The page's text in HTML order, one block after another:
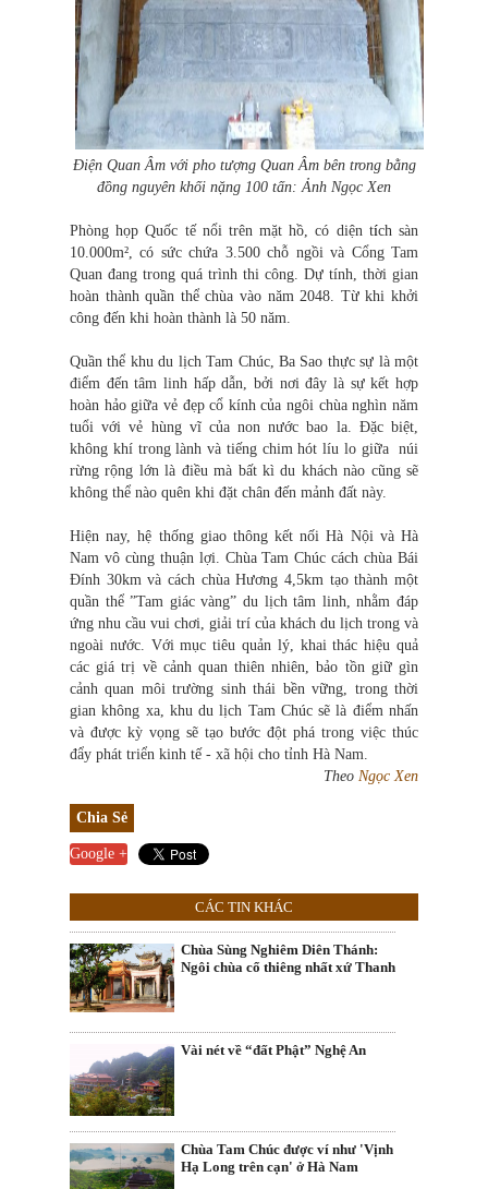
Điện Quan Âm với pho tượng Quan Âm bên trong bằng
đồng nguyên khối nặng 100 tấn: Ảnh Ngọc Xen
Phòng họp Quốc tế nổi trên mặt hồ, có diện tích sàn
10.000m², có sức chứa 3.500 chỗ ngồi và Cổng Tam
Quan đang trong quá trình thi công. Dự tính, thời gian
hoàn thành quần thể chùa vào năm 2048. Từ khi khởi
công đến khi hoàn thành là 50 năm.
Quần thể khu du lịch Tam Chúc, Ba Sao thực sự là một
điểm đến tâm linh hấp dẫn, bởi nơi đây là sự kết hợp
hoàn hảo giữa vẻ đẹp cổ kính của ngôi chùa nghìn năm
tuổi với vẻ hùng vĩ của non nước bao la. Đặc biệt,
không khí trong lành và tiếng chim hót líu lo giữa núi
rừng rộng lớn là điều mà bất kì du khách nào cũng sẽ
không thể nào quên khi đặt chân đến mảnh đất này.
Hiện nay, hệ thống giao thông kết nối Hà Nội và Hà
Nam vô cùng thuận lợi. Chùa Tam Chúc cách chùa Bái
Đính 30km và cách chùa Hương 4,5km tạo thành một
quần thể ”Tam giác vàng” du lịch tâm linh, nhằm đáp
ứng nhu cầu vui chơi, giải trí của khách du lịch trong và
ngoài nước. Với mục tiêu quản lý, khai thác hiệu quả
các giá trị về cảnh quan thiên nhiên, bảo tồn giữ gìn
cảnh quan môi trường sinh thái bền vững, trong thời
gian không xa, khu du lịch Tam Chúc sẽ là điểm nhấn
và được kỳ vọng sẽ tạo bước đột phá trong việc thúc
đẩy phát triển kinh tế - xã hội cho tỉnh Hà Nam.
Theo Ngọc Xen
Chia Sẻ
Google +
CÁC TIN KHÁC
Chùa Sùng Nghiêm Diên Thánh:
Ngôi chùa cổ thiêng nhất xứ Thanh
Vài nét về “đất Phật” Nghệ An
Chùa Tam Chúc được ví như 'Vịnh
Hạ Long trên cạn' ở Hà Nam